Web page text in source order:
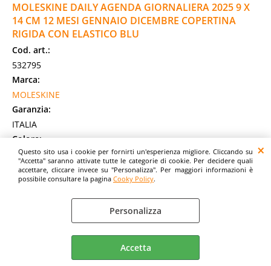
Questo sito usa i cookie per fornirti un'esperienza migliore. Cliccando su
"Accetta" saranno attivate tutte le categorie di cookie. Per decidere quali
accettare, cliccare invece su "Personalizza". Per maggiori informazioni è
possibile consultare la pagina Cooky Policy.
Personalizza
Accetta
MOLESKINE DAILY AGENDA GIORNALIERA 2025 9 X
14 CM 12 MESI GENNAIO DICEMBRE COPERTINA
RIGIDA CON ELASTICO BLU
Cod. art.:
532795
Marca:
MOLESKINE
Garanzia:
ITALIA
Colore:
BLU
Cod. EAN:
8056999270186
Cod. Produttore:
rigida e morbida disponibile in diversi colori; [...]